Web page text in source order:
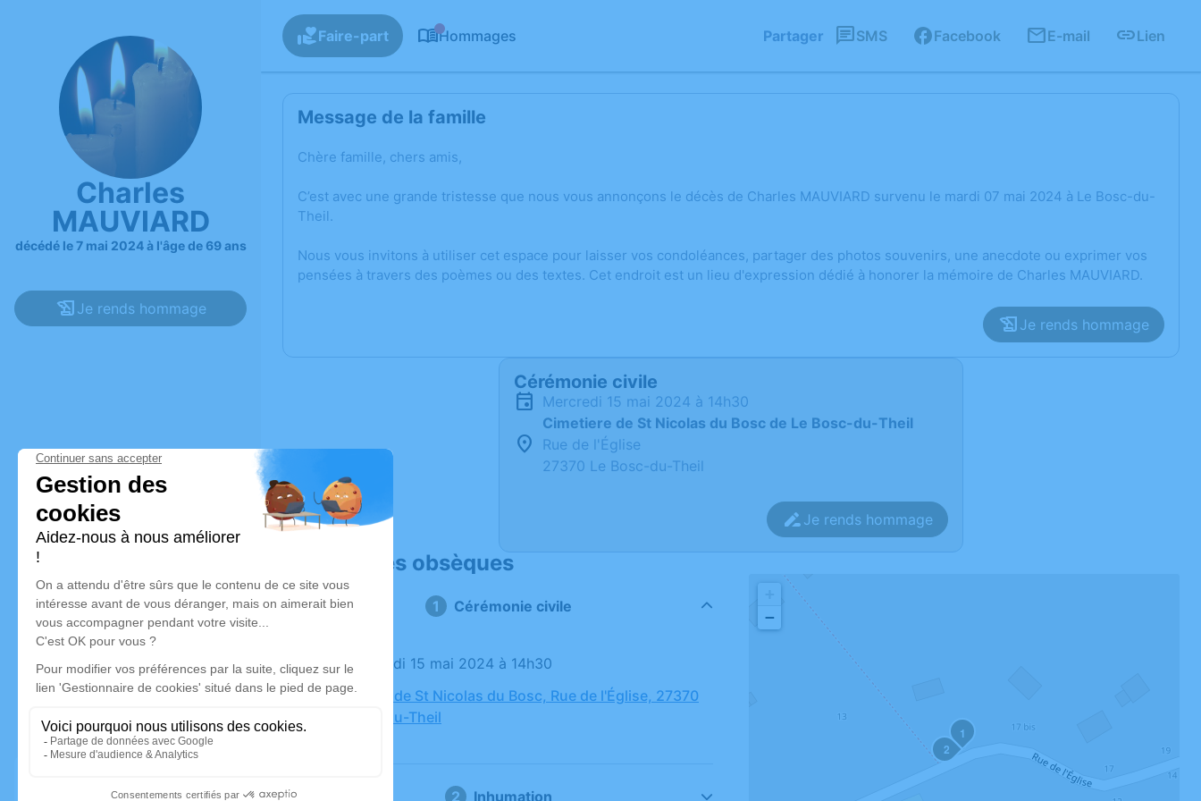
Charles
MAUVIARD
décédé le 7 mai 2024 à l'âge de 69 ans
Je rends hommage
Faire-part Hommages Partager SMS Facebook E-mail Lien
Message de la famille
Chère famille, chers amis,
C’est avec une grande tristesse que nous vous annonçons le décès de Charles MAUVIARD survenu le mardi 07 mai 2024 à Le Bosc-du-
Theil.
Nous vous invitons à utiliser cet espace pour laisser vos condoléances, partager des photos souvenirs, une anecdote ou exprimer vos
pensées à travers des poèmes ou des textes. Cet endroit est un lieu d'expression dédié à honorer la mémoire de Charles MAUVIARD.
Je rends hommage
Cérémonie civile
mercredi 15 mai 2024 à 14h30
Cimetiere de St Nicolas du Bosc de Le Bosc-du-Theil
Rue de l'Église
27370 Le Bosc-du-Theil
Je rends hommage
Déroulé des obsèques
1 Cérémonie civile
Le mercredi 15 mai 2024 à 14h30
Cimetiere de St Nicolas du Bosc, Rue de l'Église, 27370
Le Bosc-du-Theil
2 Inhumation
1
2
−